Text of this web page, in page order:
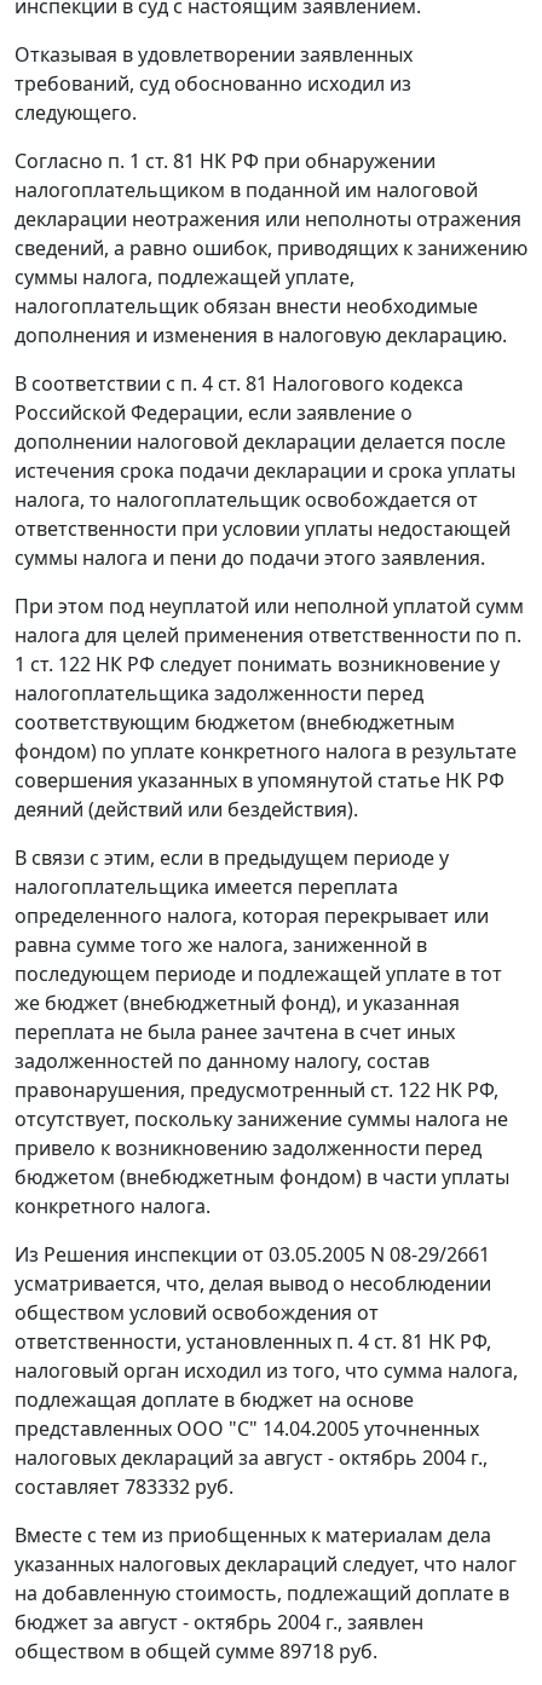
инспекции в суд с настоящим заявлением.
Отказывая в удовлетворении заявленных
требований, суд обоснованно исходил из
следующего.
Согласно п. 1 ст. 81 НК РФ при обнаружении
налогоплательщиком в поданной им налоговой
декларации неотражения или неполноты отражения
сведений, а равно ошибок, приводящих к занижению
суммы налога, подлежащей уплате,
налогоплательщик обязан внести необходимые
дополнения и изменения в налоговую декларацию.
В соответствии с п. 4 ст. 81 Налогового кодекса
Российской Федерации, если заявление о
дополнении налоговой декларации делается после
истечения срока подачи декларации и срока уплаты
налога, то налогоплательщик освобождается от
ответственности при условии уплаты недостающей
суммы налога и пени до подачи этого заявления.
При этом под неуплатой или неполной уплатой сумм
налога для целей применения ответственности по п.
1 ст. 122 НК РФ следует понимать возникновение у
налогоплательщика задолженности перед
соответствующим бюджетом (внебюджетным
фондом) по уплате конкретного налога в результате
совершения указанных в упомянутой статье НК РФ
деяний (действий или бездействия).
В связи с этим, если в предыдущем периоде у
налогоплательщика имеется переплата
определенного налога, которая перекрывает или
равна сумме того же налога, заниженной в
последующем периоде и подлежащей уплате в тот
же бюджет (внебюджетный фонд), и указанная
переплата не была ранее зачтена в счет иных
задолженностей по данному налогу, состав
правонарушения, предусмотренный ст. 122 НК РФ,
отсутствует, поскольку занижение суммы налога не
привело к возникновению задолженности перед
бюджетом (внебюджетным фондом) в части уплаты
конкретного налога.
Из Решения инспекции от 03.05.2005 N 08-29/2661
усматривается, что, делая вывод о несоблюдении
обществом условий освобождения от
ответственности, установленных п. 4 ст. 81 НК РФ,
налоговый орган исходил из того, что сумма налога,
подлежащая доплате в бюджет на основе
представленных ООО "С" 14.04.2005 уточненных
налоговых деклараций за август - октябрь 2004 г.,
составляет 783332 руб.
Вместе с тем из приобщенных к материалам дела
указанных налоговых деклараций следует, что налог
на добавленную стоимость, подлежащий доплате в
бюджет за август - октябрь 2004 г., заявлен
обществом в общей сумме 89718 руб.